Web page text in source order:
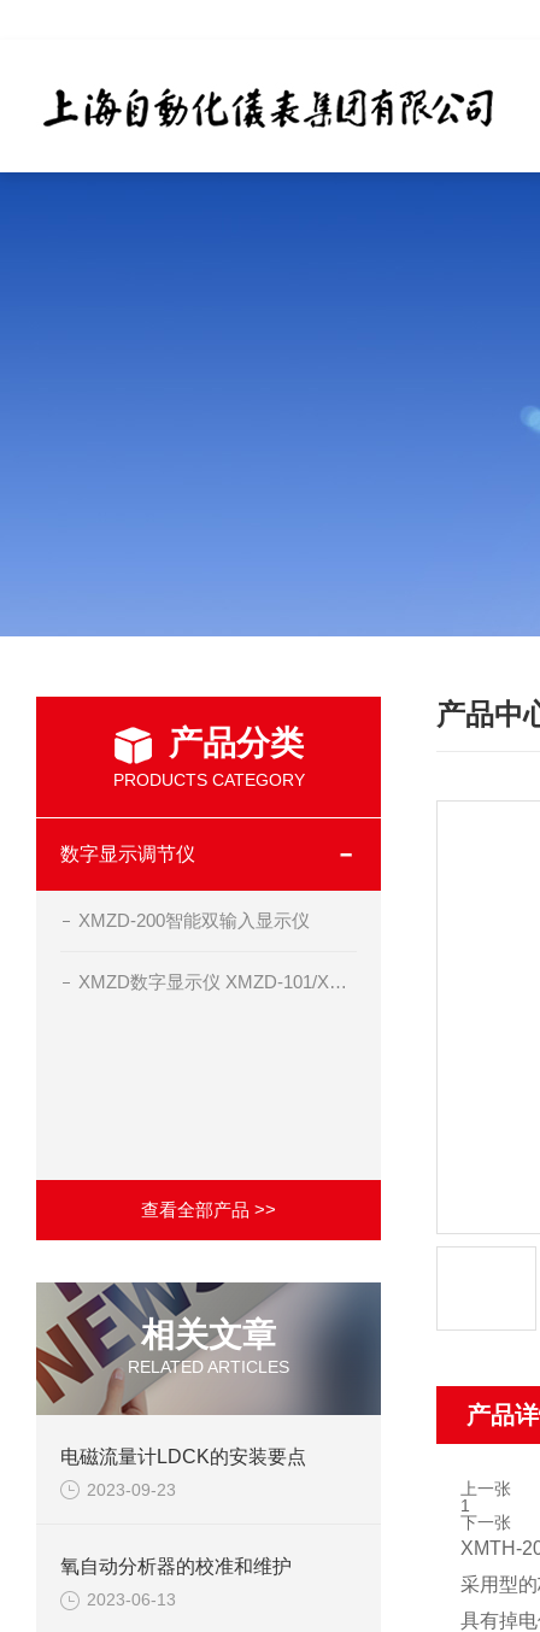
产品分类
PRODUCTS CATEGORY
数字显示调节仪
XMZD-200智能双输入显示仪
XMZD数字显示仪 XMZD-101/XMZD-102清晰，精度高
查看全部产品 >>
相关文章
RELATED ARTICLES
电磁流量计LDCK的安装要点
2023-09-23
氧自动分析器的校准和维护
2023-06-13
产品中
产品
上一张
1
下一张
XMTH-
采用型
具有掉